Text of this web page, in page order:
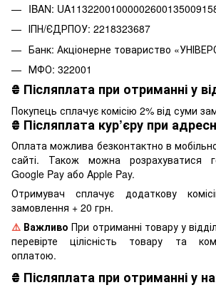
IBAN:
ІПН/ЄДРПОУ: 2218323687
Банк: Акціонерне товариство
МФО: 322001
₴ Післяплата при отриманні у
Покупець сплачує комісію 2% від суми
₴ Післяплата кур’єру при
Оплата можлива безконтактно в
сайті. Також можна розрахуватися
Google Pay або Apple Pay.
Отримувач сплачує додаткову
замовлення + 20 грн.
⚠️ Важливо При отриманні товару у
перевірте цілісність товару та
оплатою.
₴ Післяплата при отриманні у